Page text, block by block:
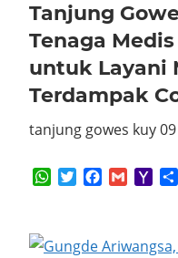
Tanjung
Tenaga
untuk Layani
Terdampak
tanjung gowes kuy 09
WhatsApp
TwitterFacebook
Gmail